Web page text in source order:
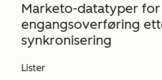
Marketo-datatyper for
engangsoverføring
synkronisering
Lister